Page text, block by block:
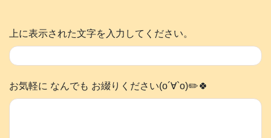
上に表示された文字を入力してください。
お気軽に なんでも お綴りください(о´∀`о)✏️🍀